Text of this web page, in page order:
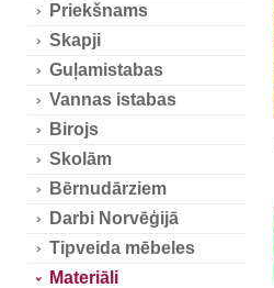
Priekšnams
Skapji
Guļamistabas
Vannas istabas
Birojs
Skolām
Bērnudārziem
Darbi Norvēģijā
Tipveida mēbeles
Materiāli